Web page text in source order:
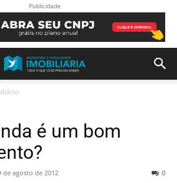
Publicidade
é um bom
de agosto de 2012 0